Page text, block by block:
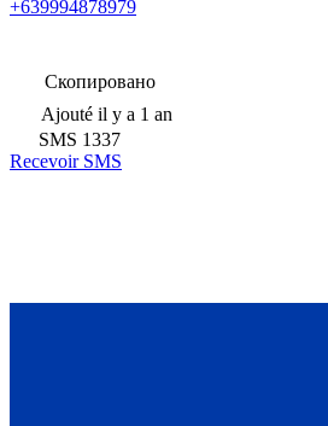
+639994878979
Скопировано
Ajouté il y a 1 an
SMS 1337
Recevoir SMS